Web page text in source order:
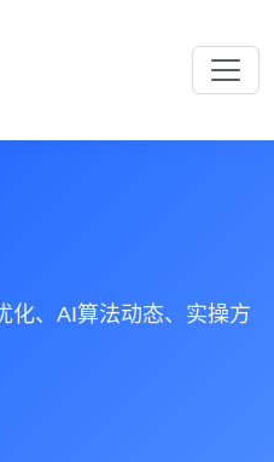
化、AI算法动态、实操方